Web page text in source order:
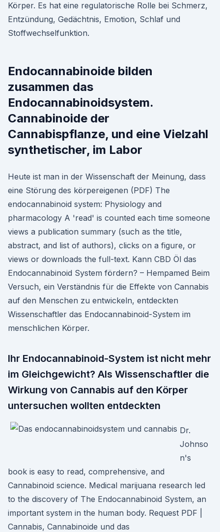
Körper. Es hat eine regulatorische Rolle bei Schmerz,
Entzündung, Gedächtnis, Emotion, Schlaf und
Stoffwechselfunktion.
Endocannabinoide bilden
zusammen das
Endocannabinoidsystem.
Cannabinoide der
Cannabispflanze, und eine Vielzahl
synthetischer, im Labor
Heute ist man in der Wissenschaft der Meinung, dass
eine Störung des körpereigenen (PDF) The
endocannabinoid system: Physiology and
pharmacology A 'read' is counted each time someone
views a publication summary (such as the title,
abstract, and list of authors), clicks on a figure, or
views or downloads the full-text. Kann CBD Öl das
Endocannabinoid System fördern? – Hempamed Beim
Versuch, ein Verständnis für die Effekte von Cannabis
auf den Menschen zu entwickeln, entdeckten
Wissenschaftler das Endocannabinoid-System im
menschlichen Körper.
Ihr Endocannabinoid-System ist nicht mehr
im Gleichgewicht? Als Wissenschaftler die
Wirkung von Cannabis auf den Körper
untersuchen wollten entdeckten
Dr.
Johnso
n's
book is easy to read, comprehensive, and
Cannabinoid science. Medical marijuana research led
to the discovery of The Endocannabinoid System, an
important system in the human body. Request PDF |
Cannabis, Cannabinoide und das